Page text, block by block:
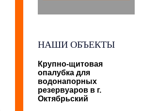
НАШИ ОБЪЕКТЫ
Крупно-щитовая
опалубка для
водонапорных
резервуаров в г.
Октябрьский